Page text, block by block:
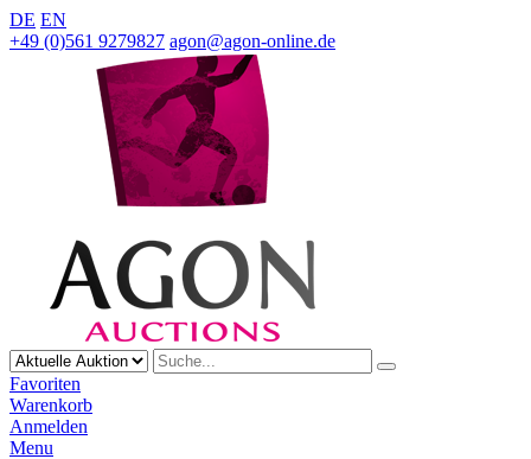
DE EN
+49 (0)561 9279827 agon@agon-online.de
Favoriten
Warenkorb
Anmelden
Menu